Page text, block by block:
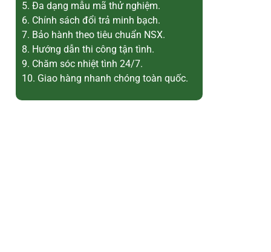
5. Đa dạng mẫu mã thử nghiệm.
6. Chính sách đổi trả minh bạch.
7. Bảo hành theo tiêu chuẩn NSX.
8. Hướng dẫn thi công tận tình.
9. Chăm sóc nhiệt tình 24/7.
10. Giao hàng nhanh chóng toàn quốc.